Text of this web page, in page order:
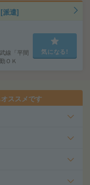
派遣]
線「平間
ＯＫ
気になる!
ススメです